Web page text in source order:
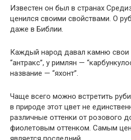
Известен он был в странах
ценился своими свойствами. О
даже в Библии.
Каждый народ давал камню свои
“антракс”, у римлян —
название — “яхонт”.
Чаще всего можно встретить
в природе этот цвет не
различные оттенки от розового
фиолетовым оттенком. Самым